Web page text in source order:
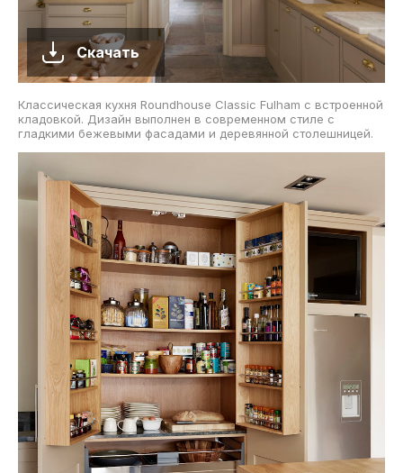
Скачать
Классическая кухня Roundhouse Classic Fulham с встроенной
кладовкой. Дизайн выполнен в современном стиле с
гладкими бежевыми фасадами и деревянной столешницей.